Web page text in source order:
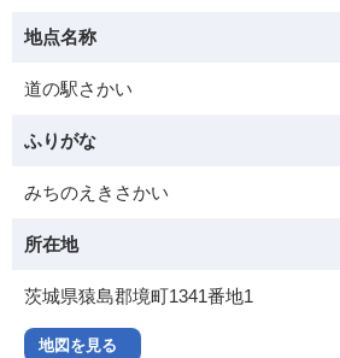
地点名称
道の駅さかい
ふりがな
みちのえきさかい
所在地
茨城県猿島郡境町1341番地1
地図を見る